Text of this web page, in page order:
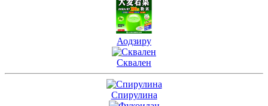
Аодзиру
Сквален
Спирулина